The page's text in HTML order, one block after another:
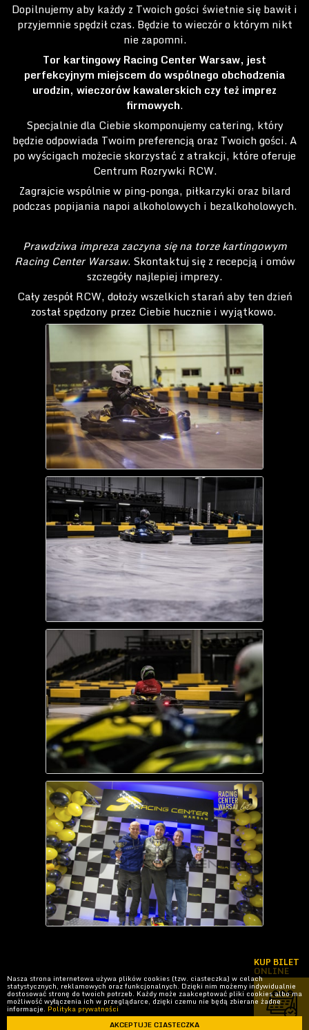
Nasza strona internetowa używa plików cookies (tzw. ciasteczka) w celach
statystycznych, reklamowych oraz funkcjonalnych. Dzięki nim możemy indywidualnie
dostosować stronę do twoich potrzeb. Każdy może zaakceptować pliki cookies albo ma
możliwość wyłączenia ich w przeglądarce, dzięki czemu nie będą zbierane żadne
informacje. Polityka prywatności
AKCEPTUJE CIASTECZKA
Dopilnujemy aby każdy z Twoich gości świetnie się bawił i
przyjemnie spędził czas. Będzie to wieczór o którym nikt
nie zapomni.
Tor kartingowy Racing Center Warsaw, jest
perfekcyjnym miejscem do wspólnego obchodzenia
urodzin, wieczorów kawalerskich czy też imprez
firmowych.
Specjalnie dla Ciebie skomponujemy catering, który
będzie odpowiada Twoim preferencją oraz Twoich gości. A
po wyścigach możecie skorzystać z atrakcji, które oferuje
Centrum Rozrywki RCW.
Zagrajcie wspólnie w ping-ponga, piłkarzyki oraz bilard
podczas popijania napoi alkoholowych i bezalkoholowych.
Prawdziwa impreza zaczyna się na torze kartingowym
Racing Center Warsaw. Skontaktuj się z recepcją i omów
szczegóły najlepiej imprezy.
Cały zespół RCW, dołoży wszelkich starań aby ten dzień
został spędzony przez Ciebie hucznie i wyjątkowo.